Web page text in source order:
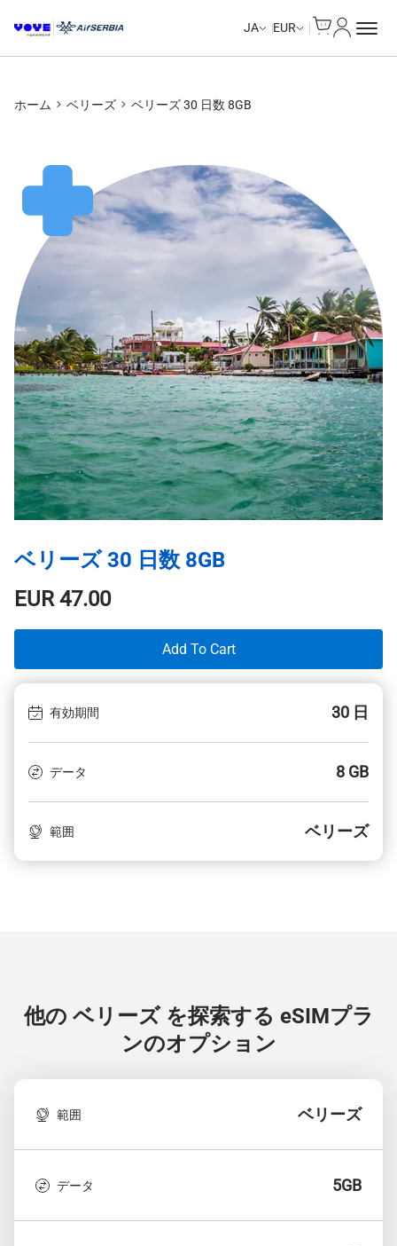
JA EUR
ホーム ベリーズ ベリーズ 30 日数 8GB
ベリーズ 30 日数 8GB
EUR47.00
Add To Cart
有効期間 30 日
データ 8 GB
範囲 ベリーズ
他の ベリーズ を探索する eSIMプラ
ンのオプション
範囲 ベリーズ
データ 5GB